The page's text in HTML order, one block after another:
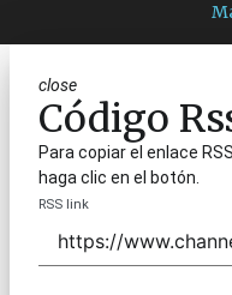
close
Código
Para copiar el enlace
haga clic en el botón.
RSS link